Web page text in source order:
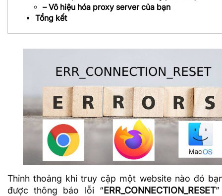
– Vô hiệu hóa proxy server của bạn
Tổng kết
Thỉnh thoảng khi truy cập một website nào đó
được thông báo lỗi “ERR_CONNECTION_RESET